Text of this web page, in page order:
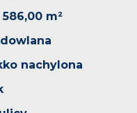
586,00 m²
nachylona